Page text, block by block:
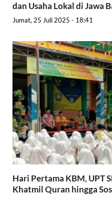
dan Usaha Lokal di Jawa
Jumat, 25 Juli 2025 - 18:41
Hari Pertama KBM, UPT
Khatmil Quran hingga